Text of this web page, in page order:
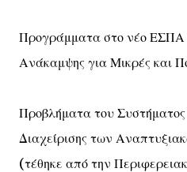
Προγράμματα στο νέο ΕΣΠΑ
Ανάκαμψης για Μικρές και
Προβλήματα του
Διαχείρισης των
(τέθηκε από την